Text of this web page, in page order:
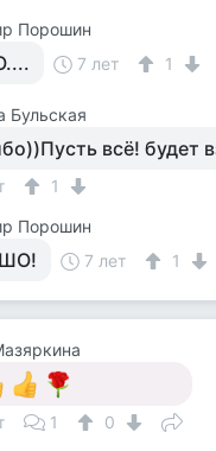
Порошин
7 лет 1
Бульская
всё! будет
1
Порошин
7 лет 1
1 0